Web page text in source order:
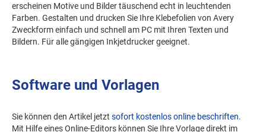
erscheinen Motive und Bilder täuschend echt in leuchtenden
Farben. Gestalten und drucken Sie Ihre Klebefolien von Avery
Zweckform einfach und schnell am PC mit Ihren Texten und
Bildern. Für alle gängigen Inkjetdrucker geeignet.
Software und Vorlagen
Sie können den Artikel jetzt sofort kostenlos online beschriften.
Mit Hilfe eines Online-Editors können Sie Ihre Vorlage direkt im